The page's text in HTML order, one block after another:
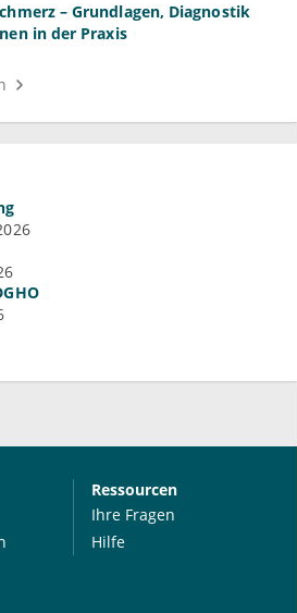
– Grundlagen, Diagnostik
in der Praxis
Ressourcen
Ihre Fragen
Hilfe